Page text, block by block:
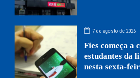
7 de agosto de 2026
Fies começa a
estudantes da
nesta sexta-